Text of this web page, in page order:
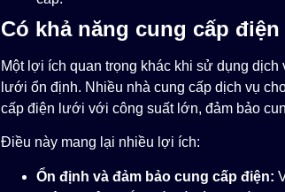
Có khả năng cung cấp
Một lợi ích quan trọng khác khi sử dụng
lưới ổn định. Nhiều nhà cung cấp dịch vụ
cấp điện lưới với công suất lớn, đảm bảo
Điều này mang lại nhiều lợi ích:
Ổn định và đảm bảo cung cấp điện: